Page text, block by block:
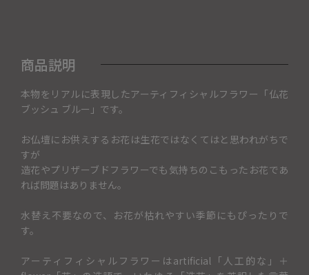
商品説明
本物をリアルに表現したアーティフィシャルフラワー「仏花
ブッシュ ブルー」です。
お仏壇にお供えするお花は生花ではなくてはと思われがちで
すが
造花やプリザーブドフラワーでも気持ちのこもったお花であ
れば問題はありません。
水替え不要なので、お花が枯れやすい季節にもぴったりで
す。
アーティフィシャルフラワーはartificial「人工的な」＋